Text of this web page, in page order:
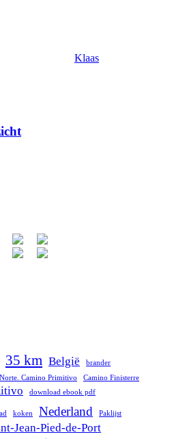
Klaas
35 km België brander
Camino Primitivo Camino Finisterre
download ebook pdf
koken Nederland Paklijst
Jean-Pied-de-Port